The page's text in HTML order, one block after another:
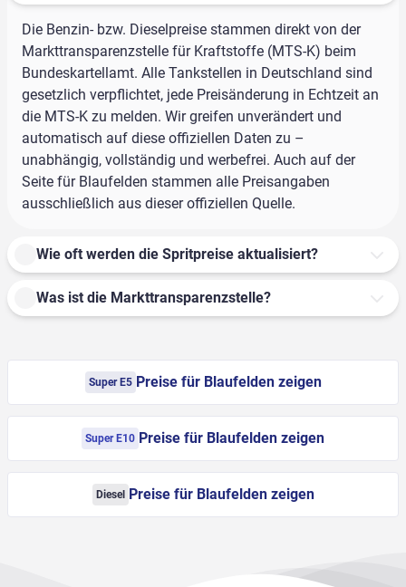
Die Benzin- bzw. Dieselpreise stammen direkt von der
Markttransparenzstelle für Kraftstoffe (MTS-K) beim
Bundeskartellamt. Alle Tankstellen in Deutschland sind
gesetzlich verpflichtet, jede Preisänderung in Echtzeit an
die MTS-K zu melden. Wir greifen unverändert und
automatisch auf diese offiziellen Daten zu –
unabhängig, vollständig und werbefrei. Auch auf der
Seite für Blaufelden stammen alle Preisangaben
ausschließlich aus dieser offiziellen Quelle.
Wie oft werden die Spritpreise aktualisiert?
Was ist die Markttransparenzstelle?
Super E5 Preise für Blaufelden zeigen
Super E10 Preise für Blaufelden zeigen
Diesel Preise für Blaufelden zeigen